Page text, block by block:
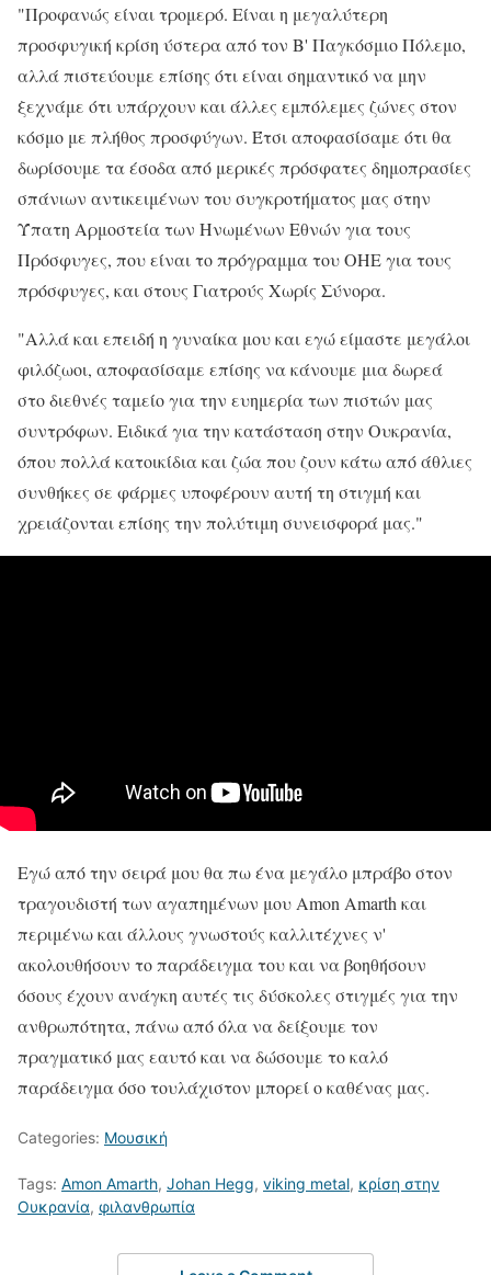
"Προφανώς είναι τρομερό. Είναι η μεγαλύτερη
προσφυγική κρίση ύστερα από τον Β' Παγκόσμιο Πόλεμο,
αλλά πιστεύουμε επίσης ότι είναι σημαντικό να μην
ξεχνάμε ότι υπάρχουν και άλλες εμπόλεμες ζώνες στον
κόσμο με πλήθος προσφύγων. Έτσι αποφασίσαμε ότι θα
δωρίσουμε τα έσοδα από μερικές πρόσφατες δημοπρασίες
σπάνιων αντικειμένων του συγκροτήματος μας στην
Ύπατη Αρμοστεία των Ηνωμένων Εθνών για τους
Πρόσφυγες, που είναι το πρόγραμμα του ΟΗΕ για τους
πρόσφυγες, και στους Γιατρούς Χωρίς Σύνορα.
"Αλλά και επειδή η γυναίκα μου και εγώ είμαστε μεγάλοι
φιλόζωοι, αποφασίσαμε επίσης να κάνουμε μια δωρεά
στο διεθνές ταμείο για την ευημερία των πιστών μας
συντρόφων. Ειδικά για την κατάσταση στην Ουκρανία,
όπου πολλά κατοικίδια και ζώα που ζουν κάτω από άθλιες
συνθήκες σε φάρμες υποφέρουν αυτή τη στιγμή και
χρειάζονται επίσης την πολύτιμη συνεισφορά μας."
Εγώ από την σειρά μου θα πω ένα μεγάλο μπράβο στον
τραγουδιστή των αγαπημένων μουAmon Amarth και
περιμένω και άλλους γνωστούς καλλιτέχνες ν'
ακολουθήσουν το παράδειγμα του και να βοηθήσουν
όσους έχουν ανάγκη αυτές τις δύσκολες στιγμές για την
ανθρωπότητα, πάνω από όλα να δείξουμε τον
πραγματικό μας εαυτό και να δώσουμε το καλό
παράδειγμα όσο τουλάχιστον μπορεί ο καθένας μας.
Categories: Μουσική
Tags: Amon Amarth, Johan Hegg, viking metal, κρίση στην
Ουκρανία, φιλανθρωπία